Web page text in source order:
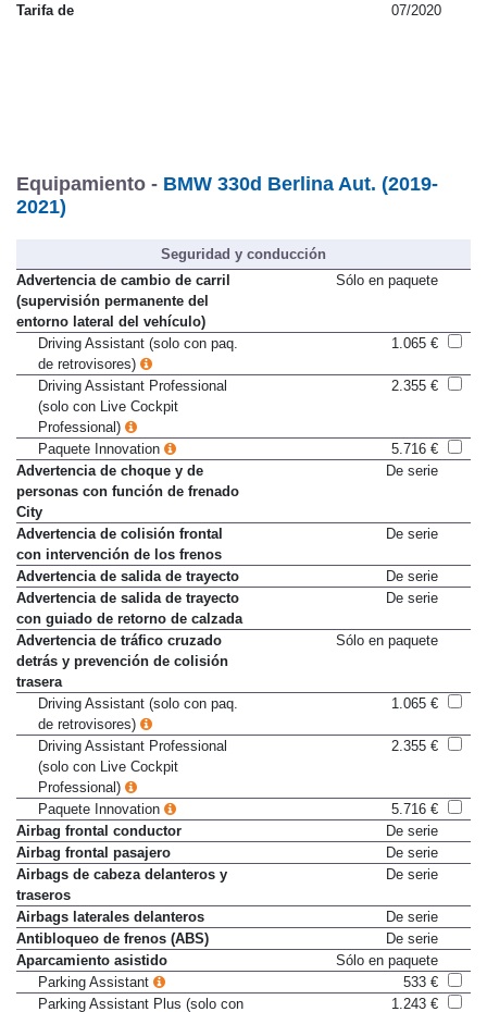
Impuesto de matriculación
4,75 %
Equipamiento -
BMW 330d Berlina Aut. (2019-
2021)
Seguridad y conducción
Advertencia de cambio de carril
(supervisión permanente del
entorno lateral del vehículo)
Driving Assistant (solo con paq.
de retrovisores)
Driving Assistant Professional
(solo con Live Cockpit
Professional)
Paquete Innovation
5.716 €
Advertencia de choque y de
personas con función de frenado
City
Advertencia de colisión frontal
con intervención de los frenos
Advertencia de salida de trayecto
De serie
Advertencia de salida de trayecto
con guiado de retorno de calzada
Advertencia de tráfico cruzado
detrás y prevención de colisión
trasera
Driving Assistant (solo con paq.
de retrovisores)
Driving Assistant Professional
(solo con Live Cockpit
Professional)
Paquete Innovation
5.716 €
Airbag frontal conductor
De serie
Airbag frontal pasajero
De serie
Airbags de cabeza delanteros y
traseros
Airbags laterales delanteros
De serie
Antibloqueo de frenos (ABS)
De serie
Aparcamiento asistido
Sólo en paquete
Parking Assistant
533 €